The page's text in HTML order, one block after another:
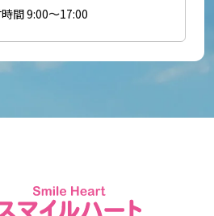
間 9:00～17:00